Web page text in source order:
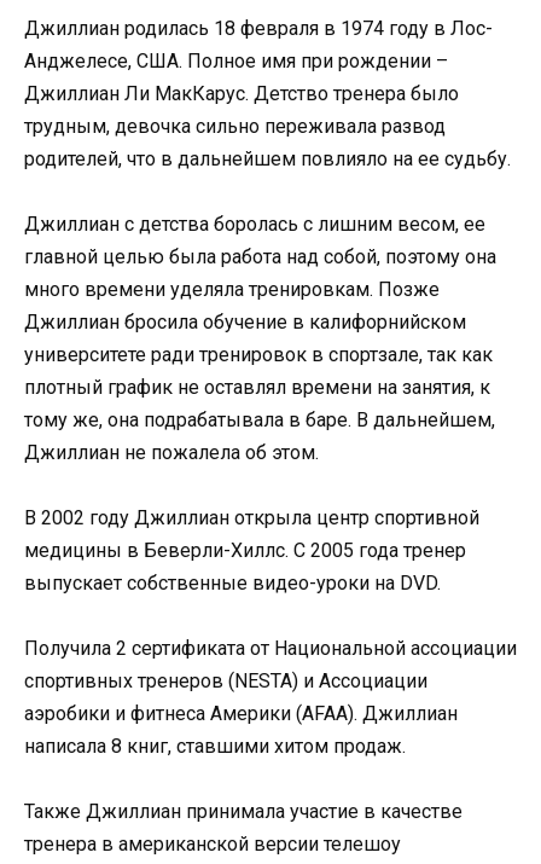
Джиллиан родилась 18 февраля в 1974 году в Лос-
Анджелесе, США. Полное имя при рождении –
Джиллиан Ли МакКарус. Детство тренера было
трудным, девочка сильно переживала развод
родителей, что в дальнейшем повлияло на ее судьбу.
Джиллиан с детства боролась с лишним весом, ее
главной целью была работа над собой, поэтому она
много времени уделяла тренировкам. Позже
Джиллиан бросила обучение в калифорнийском
университете ради тренировок в спортзале, так как
плотный график не оставлял времени на занятия, к
тому же, она подрабатывала в баре. В дальнейшем,
Джиллиан не пожалела об этом.
В 2002 году Джиллиан открыла центр спортивной
медицины в Беверли-Хиллс. С 2005 года тренер
выпускает собственные видео-уроки на DVD.
Получила 2 сертификата от Национальной ассоциации
спортивных тренеров (NESTA) и Ассоциации
аэробики и фитнеса Америки (AFAA). Джиллиан
написала 8 книг, ставшими хитом продаж.
Также Джиллиан принимала участие в качестве
тренера в американской версии телешоу